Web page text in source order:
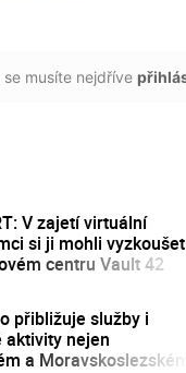
musíte nejdříve
V zajetí virtuální
si ji mohli vyzkoušet
centru Vault 42
přibližuje služby i
aktivity nejen
a Moravskoslezském